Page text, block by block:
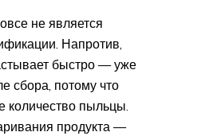
не является
Напротив,
быстро — уже
сбора, потому что
количество пыльцы.
продукта —